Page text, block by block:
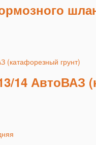
14 АвтоВАЗ